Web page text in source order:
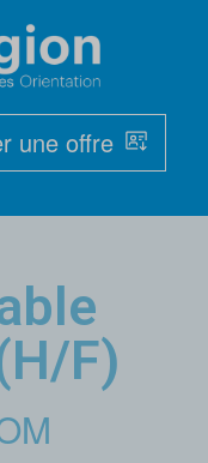
une offre
F)